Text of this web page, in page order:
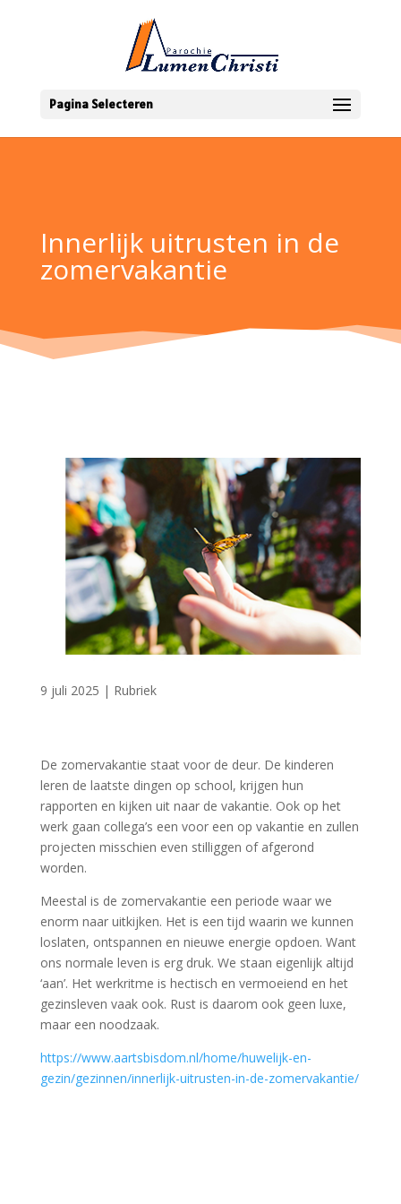
Pagina Selecteren
Innerlijk uitrusten in de
zomervakantie
9 juli 2025 | Rubriek
De zomervakantie staat voor de deur. De kinderen
leren de laatste dingen op school, krijgen hun
rapporten en kijken uit naar de vakantie. Ook op het
werk gaan collega’s een voor een op vakantie en zullen
projecten misschien even stilliggen of afgerond
worden.
Meestal is de zomervakantie een periode waar we
enorm naar uitkijken. Het is een tijd waarin we kunnen
loslaten, ontspannen en nieuwe energie opdoen. Want
ons normale leven is erg druk. We staan eigenlijk altijd
‘aan’. Het werkritme is hectisch en vermoeiend en het
gezinsleven vaak ook. Rust is daarom ook geen luxe,
maar een noodzaak.
https://www.aartsbisdom.nl/home/huwelijk-en-
gezin/gezinnen/innerlijk-uitrusten-in-de-zomervakantie/